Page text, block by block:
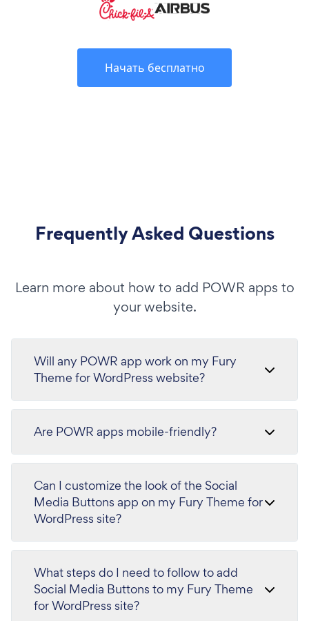
Начать бесплатно
Frequently Asked Questions
Learn more about how to add POWR apps to
your website.
Will any POWR app work on my Fury
Theme for WordPress website?
Are POWR apps mobile-friendly?
Can I customize the look of the Social
Media Buttons app on my Fury Theme for
WordPress site?
What steps do I need to follow to add
Social Media Buttons to my Fury Theme
for WordPress site?